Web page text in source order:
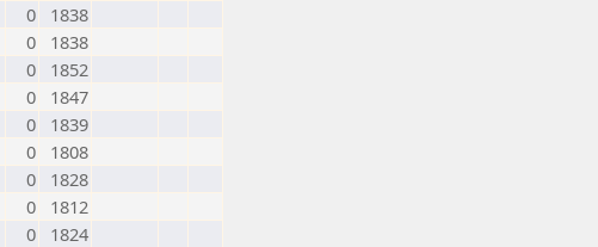
0
1838
0
1838
0
1852
0
1847
0
1839
0
1808
0
1828
0
1812
0
1824